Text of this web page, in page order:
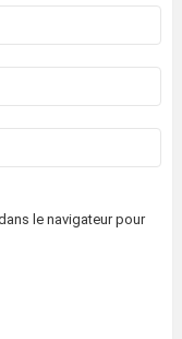
le navigateur pour